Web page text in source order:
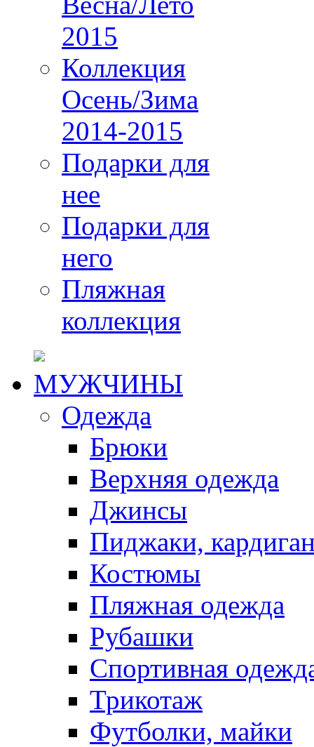
2015
Коллекция
Осень/Зима
2014-2015
Подарки для
нее
Подарки для
него
Пляжная
коллекция
МУЖЧИНЫ
Одежда
Брюки
Верхняя одежда
Джинсы
Пиджаки,
Костюмы
Пляжная одежда
Рубашки
Спортивная
Трикотаж
Футболки, майки